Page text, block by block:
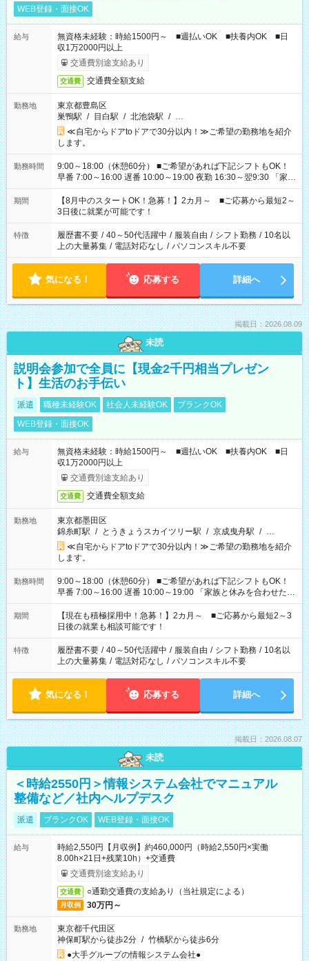
WEB登録・面接OK
給与
無資格未経験：時給1500円～ ■週払いOK ■扶養内OK ■日
収1万2000円以上
交通費別途支給あり
交通費 交通費全額支給
勤務地
東京都豊島区
巣鴨駅 / 目白駅 / 北池袋駅 / …
≪自宅からドアtoドアで30分以内！≫ご希望の勤務地を紹介
します。
勤務時間
9:00～18:00（休憩60分） ■ご希望があれば下記シフトもOK！
早番 7:00～16:00 遅番 10:00～19:00 夜勤 16:30～翌9:30 「家族
と休みを合わせたい」 「余裕を持って夕飯の準備がしたい」
「できれば残業はしたくない」 など、ご希望を教えてください
ね。 ※Wワーク希望の方へ 今ご覧のお仕事で希望する勤務時間
と、もう1つのお仕事の勤務時間。 合計で週40時間を超える場
合は応募できません。
期間
【8月中のスタートOK！急募！】2カ月～ ■ご応募から最短2～
3日後に就業が可能です！
特徴 履歴書不要 / 40～50代活躍中 / 服装自由 / シフト勤務 / 10名以
上の大量募集 / 電話対応なし / パソコンスキル不要
気になる！ 応募する 詳細へ
掲載日：2026.08.09
未読
説明会参加で全員に【現金2千円相当プレゼン
ト】生活のお手伝い
派遣 職種未経験OK 社会人未経験OK
ブランクOK
WEB登録・面接OK
給与
無資格未経験：時給1500円～ ■週払いOK ■扶養内OK ■日
収1万2000円以上
交通費別途支給あり
交通費 交通費全額支給
勤務地
東京都墨田区
錦糸町駅 / とうきょうスカイツリー駅 / 京成曳舟駅 / …
≪自宅からドアtoドアで30分以内！≫ご希望の勤務地を紹介
します。
勤務時間
9:00～18:00（休憩60分） ■ご希望があれば下記シフトもOK！
早番 7:00～16:00 遅番 10:00～19:00 「家族と休みを合わせた
い」 「余裕を持って夕飯の準備がしたい」 「できれば残業はし
たくない」 など、ご希望を教えてくださいね。 ※Wワーク希望
の方へ 今ご覧のお仕事で希望する勤務時間と、もう1つのお仕事
の勤務時間。 合計で週40時間を超える場合は応募できません。
期間
【現在も積極採用中！急募！】2カ月～ ■ご応募から最短2～3
日後の就業も相談可能です！
特徴 履歴書不要 / 40～50代活躍中 / 服装自由 / シフト勤務 / 10名以
上の大量募集 / 電話対応なし / パソコンスキル不要
気になる！ 応募する 詳細へ
掲載日：2026.08.07
未読
＜時給2550円＞情報システム会社でマニュアル
整備など／社内ヘルプデスク
派遣 ブランクOK WEB登録・面接OK
給与
時給2,550円【月収例】約460,000円（時給2,550円×実働
8.00h×21日+残業10h）+交通費
交通費別途支給あり
交通費 ○通勤交通費の支給あり（当社規定による）
月収例 30万円～
勤務地
東京都千代田区
神保町駅から徒歩2分 / 竹橋駅から徒歩6分
●大手グループの情報システム会社●